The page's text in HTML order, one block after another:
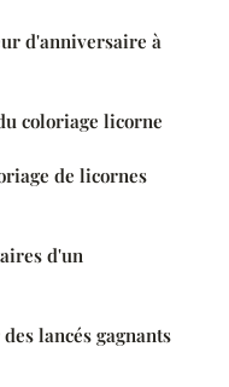
d'anniversaire à
coloriage licorne
de licornes
d'un
lancés gagnants